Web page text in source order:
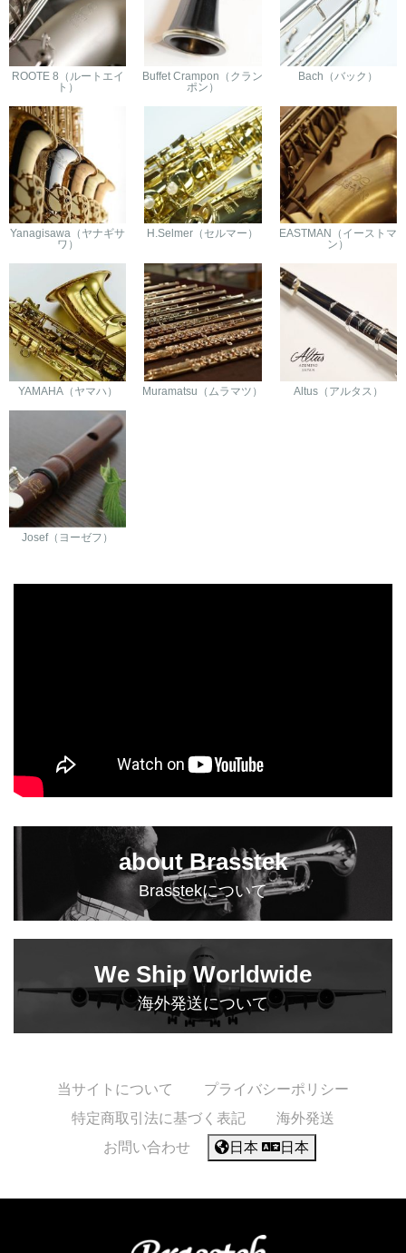
ROOTE 8（ルートエイ
ト）
Buffet Crampon（クラン
ポン）
Bach（バック）
Yanagisawa（ヤナギサ
ワ）
H.Selmer（セルマー）
EASTMAN（イーストマ
ン）
YAMAHA（ヤマハ） Muramatsu（ムラマツ） Altus（アルタス）
Josef（ヨーゼフ）
about Brasstek
Brasstekについて
We Ship Worldwide
海外発送について
当サイトについて
プライバシーポリシー
特定商取引法に基づく表記
海外発送
お問い合わせ
日本 日本